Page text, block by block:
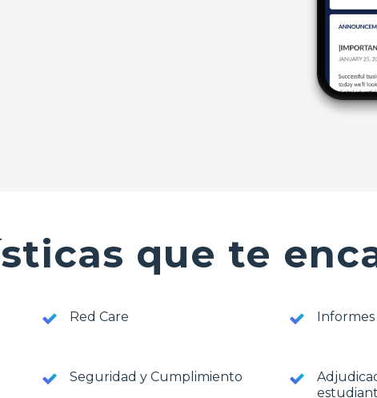
que te
Red Care
Seguridad y Cumplimiento